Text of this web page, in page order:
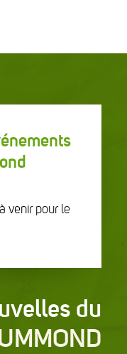
venir pour le
du